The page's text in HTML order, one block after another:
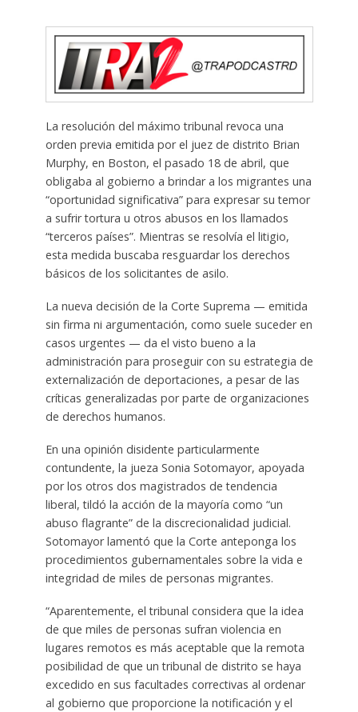
La resolución del máximo tribunal revoca una
orden previa emitida por el juez de distrito Brian
Murphy, en Boston, el pasado 18 de abril, que
obligaba al gobierno a brindar a los migrantes una
“oportunidad significativa” para expresar su temor
a sufrir tortura u otros abusos en los llamados
“terceros países”. Mientras se resolvía el litigio,
esta medida buscaba resguardar los derechos
básicos de los solicitantes de asilo.
La nueva decisión de la Corte Suprema — emitida
sin firma ni argumentación, como suele suceder en
casos urgentes — da el visto bueno a la
administración para proseguir con su estrategia de
externalización de deportaciones, a pesar de las
críticas generalizadas por parte de organizaciones
de derechos humanos.
En una opinión disidente particularmente
contundente, la jueza Sonia Sotomayor, apoyada
por los otros dos magistrados de tendencia
liberal, tildó la acción de la mayoría como “un
abuso flagrante” de la discrecionalidad judicial.
Sotomayor lamentó que la Corte anteponga los
procedimientos gubernamentales sobre la vida e
integridad de miles de personas migrantes.
“Aparentemente, el tribunal considera que la idea
de que miles de personas sufran violencia en
lugares remotos es más aceptable que la remota
posibilidad de que un tribunal de distrito se haya
excedido en sus facultades correctivas al ordenar
al gobierno que proporcione la notificación y el